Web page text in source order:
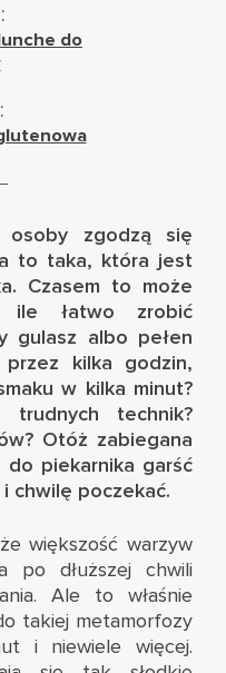
do
osoby zgodzą się
to taka, która jest
Czasem to może
łatwo zrobić
gulasz albo pełen
kilka godzin,
w kilka minut?
trudnych technik?
Otóż zabiegana
piekarnika garść
chwilę poczekać.
większość warzyw
po dłuższej chwili
Ale to właśnie
takiej metamorfozy
i niewiele więcej.